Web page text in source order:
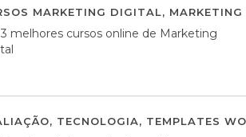
MARKETING DIGITAL,
melhores cursos online de Marketing
, TECNOLOGIA, TEMPLATES